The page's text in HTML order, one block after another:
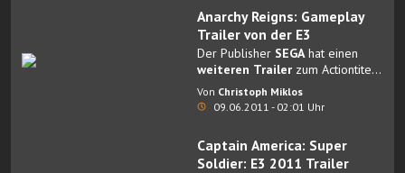
Anarchy Reigns: Gameplay
Trailer von der E3
Der Publisher SEGAhat einen
weiteren Trailer zum Actiontitel
Anarchy Reigns veröffentlicht.
Von Christoph Miklos
09.06.2011 - 02:01 Uhr
Captain America: Super
Soldier: E3 2011 Trailer